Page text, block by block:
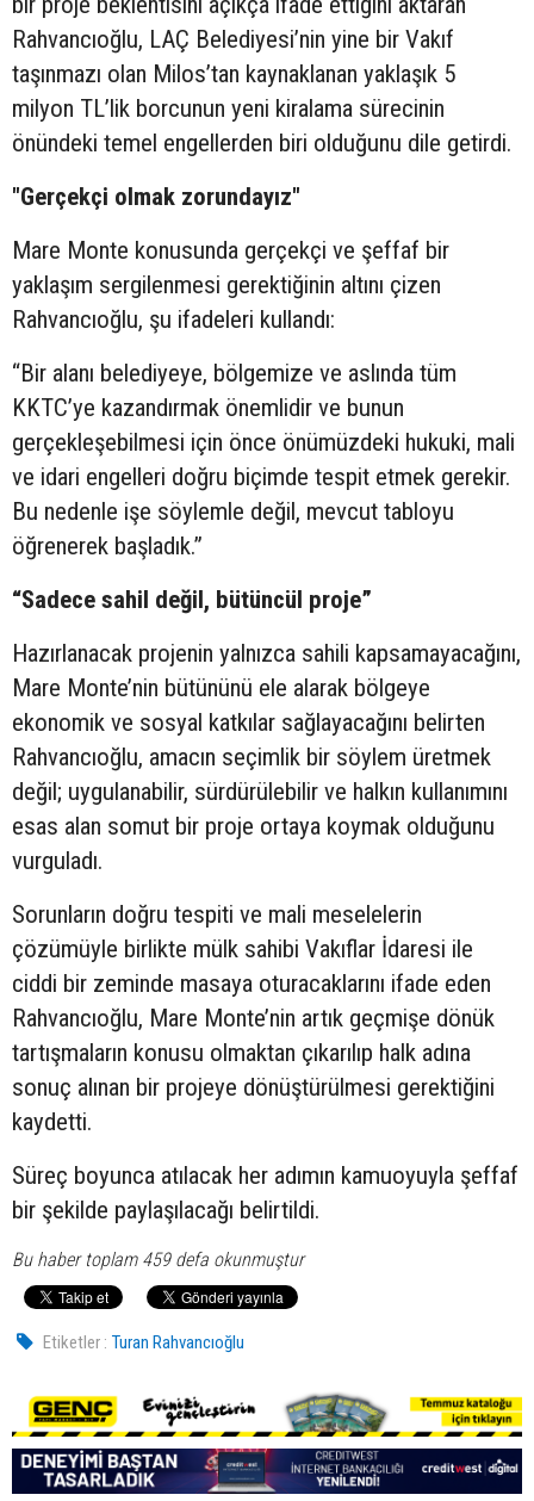
Rahvancıoğlu, LAÇ Belediyesi’nin yine bir Vakıf
taşınmazı olan Milos’tan kaynaklanan yaklaşık 5
milyon TL’lik borcunun yeni kiralama sürecinin
önündeki temel engellerden biri olduğunu dile getirdi.
"Gerçekçi olmak zorundayız"
Mare Monte konusunda gerçekçi ve şeffaf bir
yaklaşım sergilenmesi gerektiğinin altını çizen
Rahvancıoğlu, şu ifadeleri kullandı:
“Bir alanı belediyeye, bölgemize ve aslında tüm
KKTC’ye kazandırmak önemlidir ve bunun
gerçekleşebilmesi için önce önümüzdeki hukuki, mali
ve idari engelleri doğru biçimde tespit etmek gerekir.
Bu nedenle işe söylemle değil, mevcut tabloyu
öğrenerek başladık.”
“Sadece sahil değil, bütüncül proje”
Hazırlanacak projenin yalnızca sahili kapsamayacağını,
Mare Monte’nin bütününü ele alarak bölgeye
ekonomik ve sosyal katkılar sağlayacağını belirten
Rahvancıoğlu, amacın seçimlik bir söylem üretmek
değil; uygulanabilir, sürdürülebilir ve halkın kullanımını
esas alan somut bir proje ortaya koymak olduğunu
vurguladı.
Sorunların doğru tespiti ve mali meselelerin
çözümüyle birlikte mülk sahibi Vakıflar İdaresi ile
ciddi bir zeminde masaya oturacaklarını ifade eden
Rahvancıoğlu, Mare Monte’nin artık geçmişe dönük
tartışmaların konusu olmaktan çıkarılıp halk adına
sonuç alınan bir projeye dönüştürülmesi gerektiğini
kaydetti.
Süreç boyunca atılacak her adımın kamuoyuyla şeffaf
bir şekilde paylaşılacağı belirtildi.
Bu haber toplam 459 defa okunmuştur
Etiketler : Turan Rahvancıoğlu